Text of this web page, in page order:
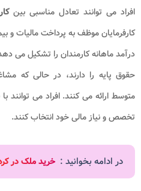
می توانند تعادل مناسبی بینکار
موظف به پرداخت مالیات و
ماهانه کارمندان را تشکیل می
پایه را دارند، در حالی که
ارائه می کنند. افراد می توانند با
و نیاز مالی خود انتخاب کنند.
در ادامه بخوانید : خرید ملک در کره